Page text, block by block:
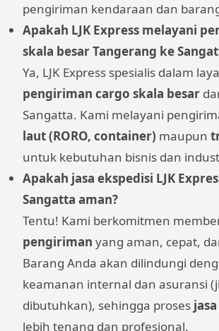
pengiriman kendaraan dan
Apakah LJK Express melayani
skala besar Tangerang ke
Ya, LJK Express spesialis dalam
pengiriman cargo skala besar
Sangatta. Kami melayani
laut (RORO, container) maupun
untuk kebutuhan bisnis dan
Apakah jasa ekspedisi LJK
Sangatta aman?
Tentu! Kami berkomitmen
pengiriman yang aman, cepat,
Barang Anda akan dilindungi
keamanan internal dan asuransi
dibutuhkan), sehingga proses
lebih tenang dan profesional.